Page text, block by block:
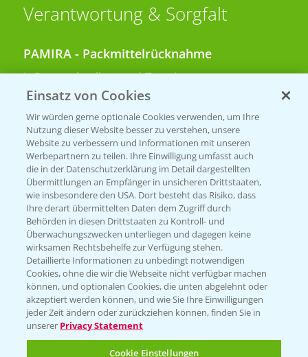
Verantwortung & Sorgfalt
PAMIRA - Packmittelrücknahme
Sammelstellen und Termine
PRE - Chemikalien sicher entsorgen
Sammelstellen und Termine
Kontakt & Notfall
Beratung auf WhatsApp
T.+49 (0)174 346 564 1
KONTAKT
Hilfe in Notfällen
T.+49 (0)214/30-20220
Einsatz von Cookies
Wir würden gerne optionale Cookies verwenden, um Ihre
Nutzung dieser Website besser zu verstehen, unsere
Website zu verbessern und Informationen mit unseren
Werbepartnern zu teilen. Ihre Einwilligung umfasst auch
die in der Datenschutzerklärung im Detail dargestellten
Übermittlungen an Empfänger in unsicheren Drittstaaten,
wie insbesondere den USA. Dort besteht das Risiko, dass
Ihre derart übermittelten Daten dem Zugriff durch
Behörden in diesen Drittstaaten zu Kontroll- und
Überwachungszwecken unterliegen und dagegen keine
wirksamen Rechtsbehelfe zur Verfügung stehen.
Detaillierte Informationen zu unbedingt notwendigen
Cookies, ohne die wir die Webseite nicht verfügbar machen
können, und optionalen Cookies, die unten abgelehnt oder
akzeptiert werden können, und wie Sie Ihre Einwilligungen
jeder Zeit ändern oder zurückziehen können, finden Sie in
unserer Privacy Statement
Cookie Einstellungen